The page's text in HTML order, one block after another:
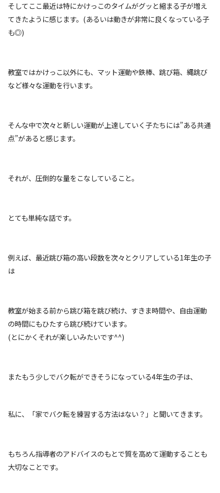
そしてここ最近は特にかけっこのタイムがグッと縮まる子が増え
てきたように感じます。(あるいは動きが非常に良くなっている子
も◎)
教室ではかけっこ以外にも、マット運動や鉄棒、跳び箱、縄跳び
など様々な運動を行います。
そんな中で次々と新しい運動が上達していく子たちには”ある共通
点”があると感じます。
それが、圧倒的な量をこなしていること。
とても単純な話です。
例えば、最近跳び箱の高い段数を次々とクリアしている1年生の子
は
教室が始まる前から跳び箱を跳び続け、すきま時間や、自由運動
の時間にもひたすら跳び続けています。
(とにかくそれが楽しいみたいです^^)
またもう少しでバク転ができそうになっている4年生の子は、
私に、「家でバク転を練習する方法はない？」と聞いてきます。
もちろん指導者のアドバイスのもとで質を高めて運動することも
大切なことです。